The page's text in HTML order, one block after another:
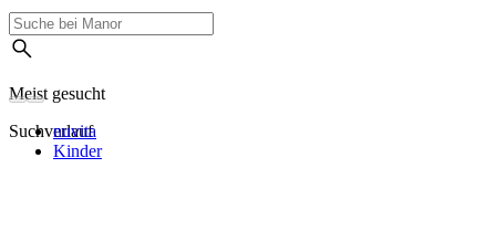
Meist gesucht
Suchverlauf
nuvita
Kinder